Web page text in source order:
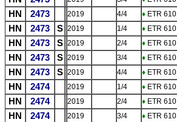
HN 2473 2019 4/4 ♦ ETR 610
HN 2473 S 2019 1/4 ♦ ETR 610
HN 2473 S 2019 2/4 ♦ ETR 610
HN 2473 S 2019 3/4 ♦ ETR 610
HN 2473 S 2019 4/4 ♦ ETR 610
HN 2474 2019 1/4 ♦ ETR 610
HN 2474 2019 2/4 ♦ ETR 610
HN 2474 2019 3/4 ♦ ETR 610